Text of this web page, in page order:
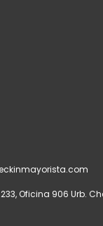
Oficina 906 Urb.